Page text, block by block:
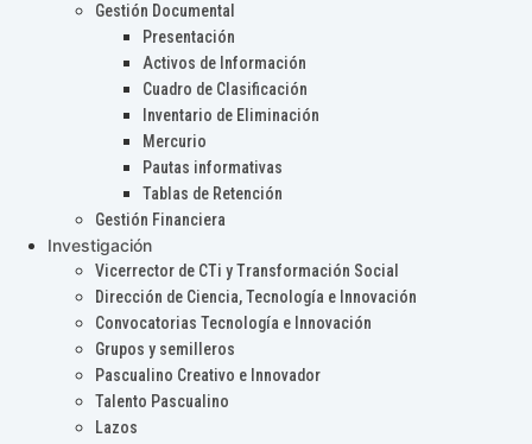
Gestión Documental
Presentación
Activos de Información
Cuadro de Clasificación
Inventario de Eliminación
Mercurio
Pautas informativas
Tablas de Retención
Gestión Financiera
Investigación
Vicerrector de CTi y Transformación Social
Dirección de Ciencia, Tecnología e Innovación
Convocatorias Tecnología e Innovación
Grupos y semilleros
Pascualino Creativo e Innovador
Talento Pascualino
Lazos